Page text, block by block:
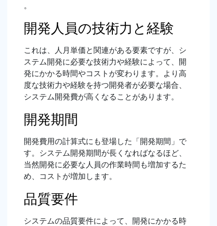
。
開発人員の技術力と経験
これは、人月単価と関連がある要素ですが、シ
ステム開発に必要な技術力や経験によって、開
発にかかる時間やコストが変わります。より高
度な技術力や経験を持つ開発者が必要な場合、
システム開発費が高くなることがあります。
開発期間
開発費用の計算式にも登場した「開発期間」で
す。システム開発期間が長くなればなるほど、
当然開発に必要な人員の作業時間も増加するた
め、コストが増加します。
品質要件
システムの品質要件によって、開発にかかる時